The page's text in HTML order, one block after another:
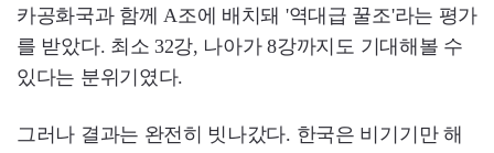
카공화국과 함께 A조에 배치돼 '역대급 꿀조'라는 평가
를 받았다. 최소 32강, 나아가 8강까지도 기대해볼 수
있다는 분위기였다.
그러나 결과는 완전히 빗나갔다. 한국은 비기기만 해